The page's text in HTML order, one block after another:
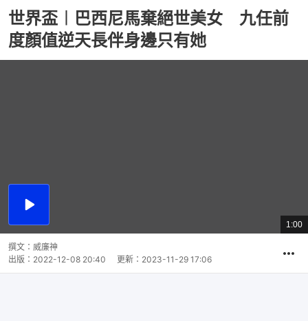
世界盃︱巴西尼馬棄絕世美女 九任前
度顏值逆天長伴身邊只有她
播
總
共
1:00
撰文： 威廉神
出版： 2022-12-08 20:40 更新： 2023-11-29 17:06